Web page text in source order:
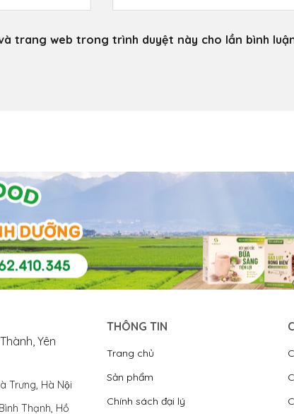
trang web trong trình duyệt này cho lần bình
Yên
Trưng, Hà Nội
Thạnh, Hồ
THÔNG TIN
Trang chủ
Sản phẩm
Chính sách đại lý